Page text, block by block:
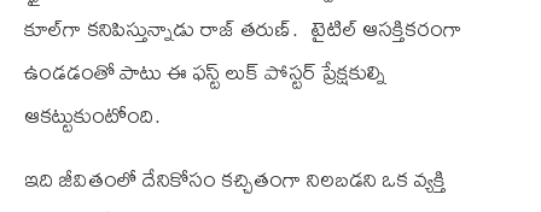
కూల్‌గా కనిపిస్తున్నాడు రాజ్ త‌రుణ్‌. టైటిల్ ఆసక్తికరంగా
ఉండ‌డంతో పాటు ఈ ఫస్ట్ లుక్ పోస్టర్ ప్రేక్ష‌కుల్ని
ఆక‌ట్టుకుంటోంది.
ఇది జీవితంలో దేనికోసం క‌చ్చితంగా నిలబడని ఒక వ్య‌క్తి